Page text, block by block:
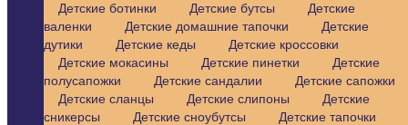
Детские ботинки
Детские бутсы
Детские
валенки
Детские домашние тапочки
Детские
дутики
Детские кеды
Детские кроссовки
Детские мокасины
Детские пинетки
Детские
полусапожки
Детские сандалии
Детские сапожки
Детские сланцы
Детские слипоны
Детские
сникерсы
Детские сноубутсы
Детские тапочки